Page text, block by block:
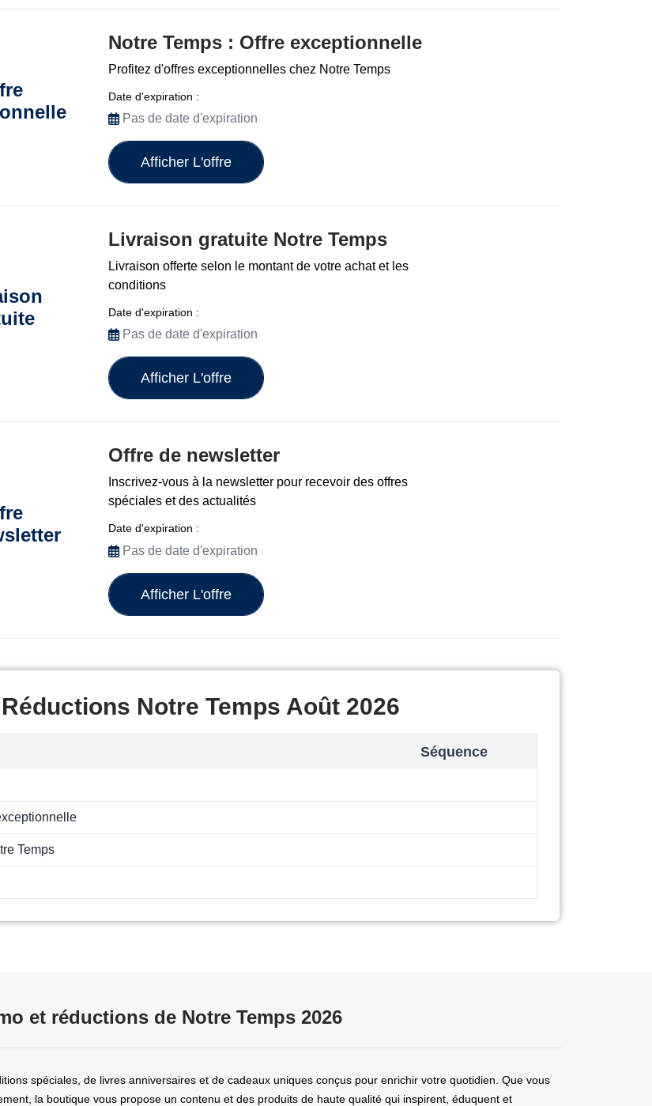
Notre Temps : Offre exceptionnelle
Profitez d'offres exceptionnelles chez Notre Temps
Date d'expiration :
Pas de date d'expiration
Afficher L'offre
Livraison gratuite Notre Temps
Livraison offerte selon le montant de votre achat et les
conditions
Date d'expiration :
Pas de date d'expiration
Afficher L'offre
Offre de newsletter
Inscrivez-vous à la newsletter pour recevoir des offres
spéciales et des actualités
Date d'expiration :
Pas de date d'expiration
Afficher L'offre
Notre Temps Août 2026
Séquence
Temps
et réductions de Notre Temps 2026
spéciales, de livres anniversaires et de cadeaux uniques conçus pour enrichir votre quotidien. Que vous
la boutique vous propose un contenu et des produits de haute qualité qui inspirent, éduquent et